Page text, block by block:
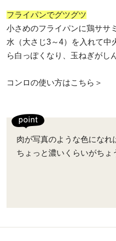
フライパンでグツグツ
小さめのフライパンに鶏ササ
水（大さじ3～4）を入れて中
ら白っぽくなり、玉ねぎがし
コンロの使い方はこちら＞
肉が写真のような色になれ
ちょっと濃いくらいがちょ